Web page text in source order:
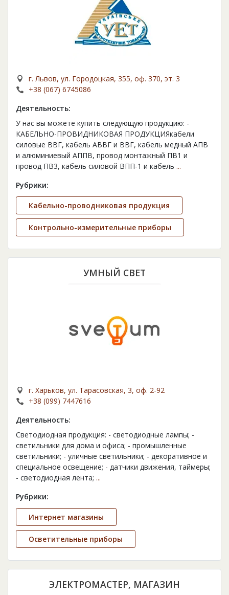
г. Львов, ул. Городоцкая, 355, оф. 370, эт. 3
+38 (067) 6745086
Деятельность:
У нас вы можете купить следующую продукцию: -
КАБЕЛЬНО-ПРОВИДНИКОВАЯ ПРОДУКЦИЯкабели
силовые ВВГ, кабель АВВГ и ВВГ, кабель медный АПВ
и алюминиевый АППВ, провод монтажный ПВ1 и
провод ПВ3, кабель силовой ВПП-1 и кабель ...
Рубрики:
Кабельно-проводниковая продукция
Контрольно-измерительные приборы
УМНЫЙ СВЕТ
г. Харьков, ул. Тарасовская, 3, оф. 2-92
+38 (099) 7447616
Деятельность:
Светодиодная продукция: - светодиодные лампы; -
светильники для дома и офиса; - промышленные
светильники; - уличные светильники; - декоративное и
специальное освещение; - датчики движения, таймеры;
- светодиодная лента; ...
Рубрики:
Интернет магазины
Осветительные приборы
ЭЛЕКТРОМАСТЕР, МАГАЗИН